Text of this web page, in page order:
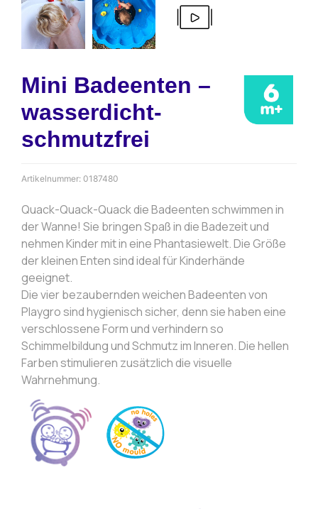
Mini Badeenten –
wasserdicht-
schmutzfrei
Artikelnummer: 0187480
Quack-Quack-Quack die Badeenten schwimmen in
der Wanne! Sie bringen Spaß in die Badezeit und
nehmen Kinder mit in eine Phantasiewelt. Die Größe
der kleinen Enten sind ideal für Kinderhände
geeignet.
Die vier bezaubernden weichen Badeenten von
Playgro sind hygienisch sicher, denn sie haben eine
verschlossene Form und verhindern so
Schimmelbildung und Schmutz im Inneren. Die hellen
Farben stimulieren zusätzlich die visuelle
Wahrnehmung.